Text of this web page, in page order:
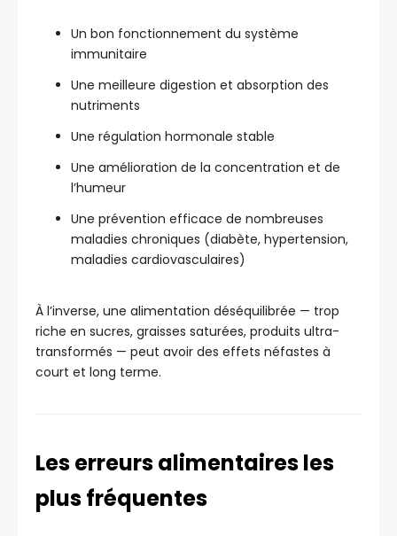
Un bon fonctionnement du système
immunitaire
Une meilleure digestion et absorption des
nutriments
Une régulation hormonale stable
Une amélioration de la concentration et de
l’humeur
Une prévention efficace de nombreuses
maladies chroniques (diabète, hypertension,
maladies cardiovasculaires)
À l’inverse, une alimentation déséquilibrée — trop
riche en sucres, graisses saturées, produits ultra-
transformés — peut avoir des effets néfastes à
court et long terme.
Les erreurs alimentaires les
plus fréquentes